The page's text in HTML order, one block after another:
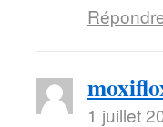
1 juillet